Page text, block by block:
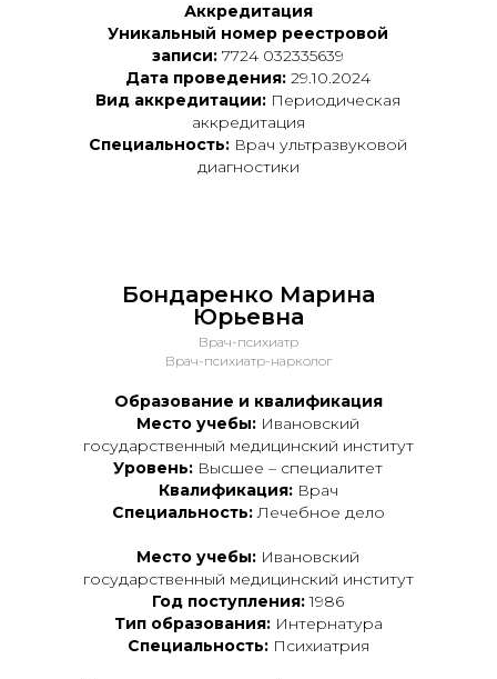
Аккредитация
Уникальный номер реестровой
записи: 7724 032335639
Дата проведения: 29.10.2024
Вид аккредитации: Периодическая
аккредитация
Специальность: Врач ультразвуковой
диагностики
Бондаренко Марина
Юрьевна
Врач-психиатр
Врач-психиатр-нарколог
Образование и квалификация
Место учебы: Ивановский
государственный медицинский институт
Уровень: Высшее – специалитет
Квалификация:Врач
Специальность:Лечебное дело
Место учебы: Ивановский
государственный медицинский институт
Год поступления:1986
Тип образования:Интернатура
Специальность:Психиатрия